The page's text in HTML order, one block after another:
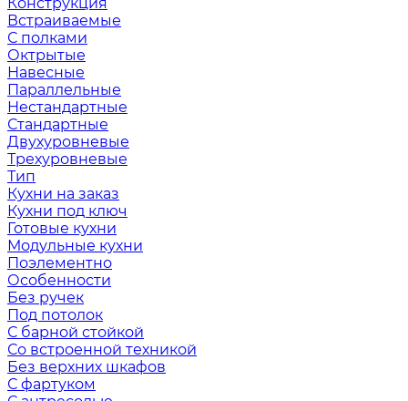
Встраиваемые
С полками
Октрытые
Навесные
Параллельные
Нестандартные
Стандартные
Двухуровневые
Трехуровневые
Тип
Кухни на заказ
Кухни под ключ
Готовые кухни
Модульные кухни
Поэлементно
Особенности
Без ручек
Под потолок
С барной стойкой
Со встроенной техникой
Без верхних шкафов
С фартуком